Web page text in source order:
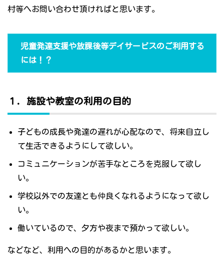
村等へお問い合わせ頂ければと思います。
児童発達支援や放課後等デイサービスのご利用する
には！？
１．施設や教室の利用の目的
子どもの成長や発達の遅れが心配なので、将来自立し
て生活できるようにして欲しい。
コミュニケーションが苦手なところを克服して欲し
い。
学校以外での友達とも仲良くなれるようになって欲し
い。
働いているので、夕方や夜まで預かって欲しい。
などなど、利用への目的があるかと思います。